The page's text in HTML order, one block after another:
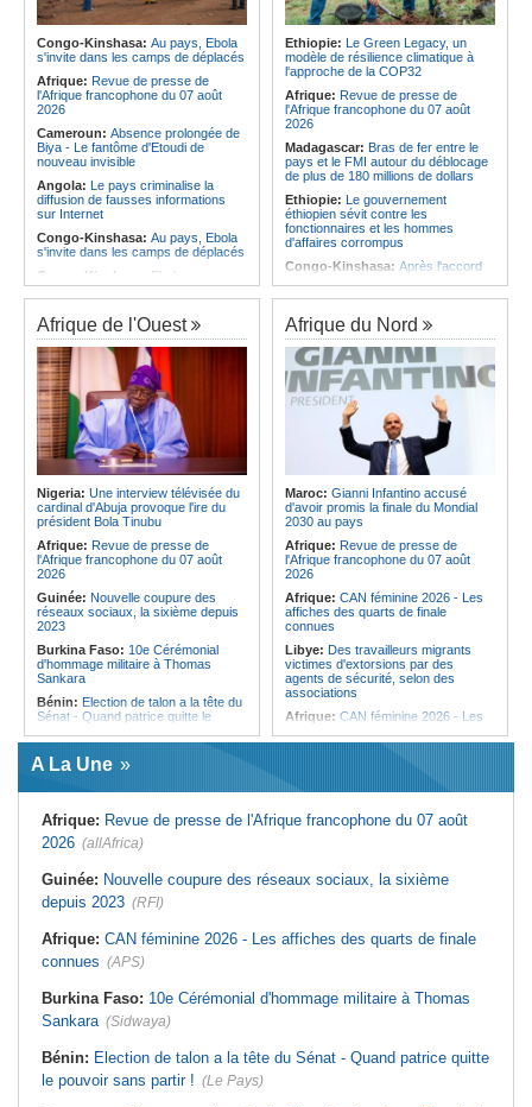
maintien ?
Afrique:Partenariat Afrique-Monde
arabe - Des mesures adoptées pour
relancer la coopération
Afrique:S&P confirme que le cadre
de financement durable de Shelter
internationales
Angola:L'ANPG et Sonangol
confirment la présence de pétrole
dans le bassin de Benguela
Angola:Un ministre d'État souligne
l'importance de la préservation de
l'histoire militaire
Congo-Kinshasa: Au pays, Ebola
s'invite dans les camps de déplacés
Afrique: Revue de presse de
l'Afrique francophone du 07 août
2026
Cameroun: Absence prolongée de
Biya - Le fantôme d'Etoudi de
nouveau invisible
Angola: Le pays criminalise la
diffusion de fausses informations
sur Internet
Congo-Kinshasa: Au pays, Ebola
s'invite dans les camps de déplacés
Congo-Kinshasa: Ebola au pays -
Africa CDC mise sur les
communautés
Afrique Centrale:L'explosion de la
demande de viande de brousse
extermine la faune sauvage
Congo-Kinshasa:Après l'accord
avec une branche des FDLR, les
zones d'ombre persistent
Centrafrique: Un gendarme détenu
par le groupe armé AAKG retrouve
la liberté
Rome et Kigali discutent
d'une possible externalisation au
pays des procédures d'asile à
destination de l'Italie
Ethiopie: Le Green Legacy, un
modèle de résilience climatique à
l'approche de la COP32
Afrique: Revue de presse de
l'Afrique francophone du 07 août
2026
Madagascar: Bras de fer entre le
pays et le FMI autour du déblocage
de plus de 180 millions de dollars
Ethiopie: Le gouvernement
éthiopien sévit contre les
fonctionnaires et les hommes
d'affaires corrompus
Congo-Kinshasa: Après l'accord
Sud-Soudan: Le pays à la croisée
des chemins, alerte l'ONU
Rwanda: Rome et Kigali discutent
d'une possible externalisation au
pays des procédures d'asile à
destination de l'Italie
Somalie:Le camp de Galkayo
frappé par une violente attaque des
Forces du Puntland
Soudan:La guerre contre les
houthistes du Yémen peut-elle
détourner Riyad du pays ?
Sud-Soudan:
femmes pour accéder aux soins de
santé
Afrique de l'Ouest
Nigeria: Une interview télévisée du
cardinal d'Abuja provoque l'ire du
président Bola Tinubu
Afrique: Revue de presse de
l'Afrique francophone du 07 août
2026
Guinée: Nouvelle coupure des
réseaux sociaux, la sixième depuis
2023
Burkina Faso: 10e Cérémonial
d'hommage militaire à Thomas
Sankara
Bénin: Election de talon a la tête du
Sénat - Quand patrice quitte le
Cameroun:
Biya - Le fantôme d'Etoudi de
cardinal d'Abuja provoque l'ire du
président Bola Tinubu
l'assurance pour tous - Le pacte de
rupture
Sénégal:Élections locales au pays
alimentent les soupçons d'un report
Mali:10 ressortissants chinois ont
casino clandestin
Afrique du Nord
Maroc: Gianni Infantino accusé
d'avoir promis la finale du Mondial
2030 au pays
Afrique: Revue de presse de
l'Afrique francophone du 07 août
2026
Afrique: CAN féminine 2026 - Les
affiches des quarts de finale
connues
Libye: Des travailleurs migrants
victimes d'extorsions par des
agents de sécurité, selon des
associations
Afrique: CAN féminine 2026 - Les
de finale
Infantino marquera-t-il le but de son
maintien ?
Afrique du Nord: Télécoms - Le
net consolidé au premier semestre
2026
astronomiques
milliards de dollars ?
A La Une
Afrique: Revue de presse de l'Afrique francophone du 07 août
2026 (allAfrica)
Guinée: Nouvelle coupure des réseaux sociaux, la sixième
depuis 2023 (RFI)
Afrique: CAN féminine 2026 - Les affiches des quarts de finale
connues (APS)
Burkina Faso: 10e Cérémonial d'hommage militaire à Thomas
Sankara (Sidwaya)
Bénin: Election de talon a la tête du Sénat - Quand patrice quitte
le pouvoir sans partir ! (Le Pays)